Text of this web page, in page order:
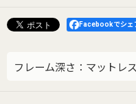
Facebookでシェ
フレーム深さ：マットレス